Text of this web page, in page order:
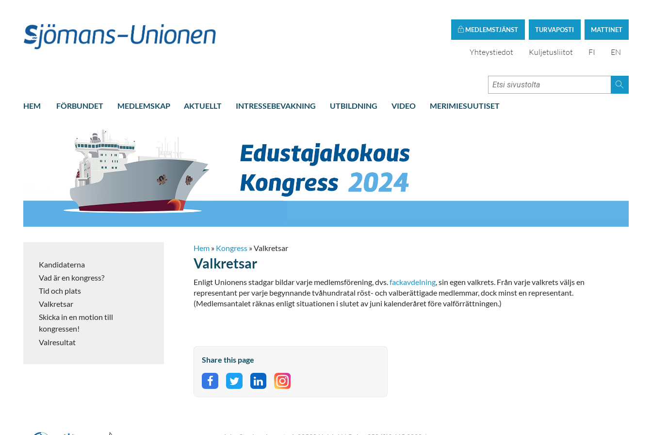
MATTINET
TURVAPOSTI
MEDLEMSTJÄNST
Yhteystiedot Kuljetusliitot FI EN
HEM FÖRBUNDET MEDLEMSKAP AKTUELLT INTRESSEBEVAKNING UTBILDNING VIDEO MERIMIESUUTISET
Kandidaterna
Vad är en kongress?
Tid och plats
Valkretsar
Skicka in en motion till
kongressen!
Valresultat
Hem » Kongress »Valkretsar
Valkretsar
Enligt Unionens stadgar bildar varje medlemsförening, dvs.fackavdelning, sin egen valkrets. Från varje valkrets väljs en
representant per varje begynnande tvåhundratal röst- och valberättigade medlemmar, dock minst en representant.
(Medlemsantalet räknas enligt situationen i slutet av juni kalenderåret före valförrättningen.)
Share this page
Share on Facebook
Share on Twitter
Share on LinkedIn